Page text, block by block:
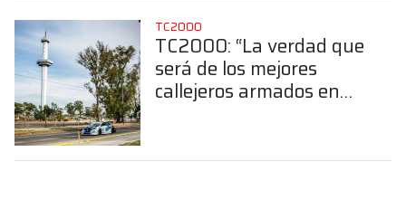
TC2000
TC2000: “La verdad que
será de los mejores
callejeros armados en